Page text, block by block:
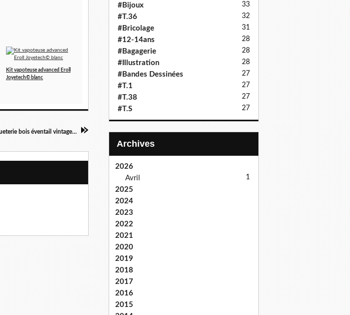
Kit vapoteuse advanced Eroll
Joyetech© blanc
Pendentif artisanal marqueterie bois éventail vintage 80
#Bijoux 33
#T.36 32
#Bricolage 31
#12-14ans 28
#Bagagerie 28
#Illustration 28
#Bandes Dessinées 27
#T.1 27
#T.38 27
#T.S 27
Archives
2026
Avril
1
2025
2024
2023
2022
2021
2020
2019
2018
2017
2016
2015